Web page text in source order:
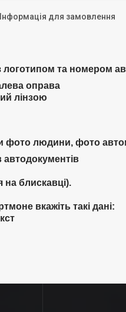
Інформація для замовлення
логотипом та номером
оправа
лінзою
фото людини, фото
автодокументів
на блискавці).
вкажіть такі дані: